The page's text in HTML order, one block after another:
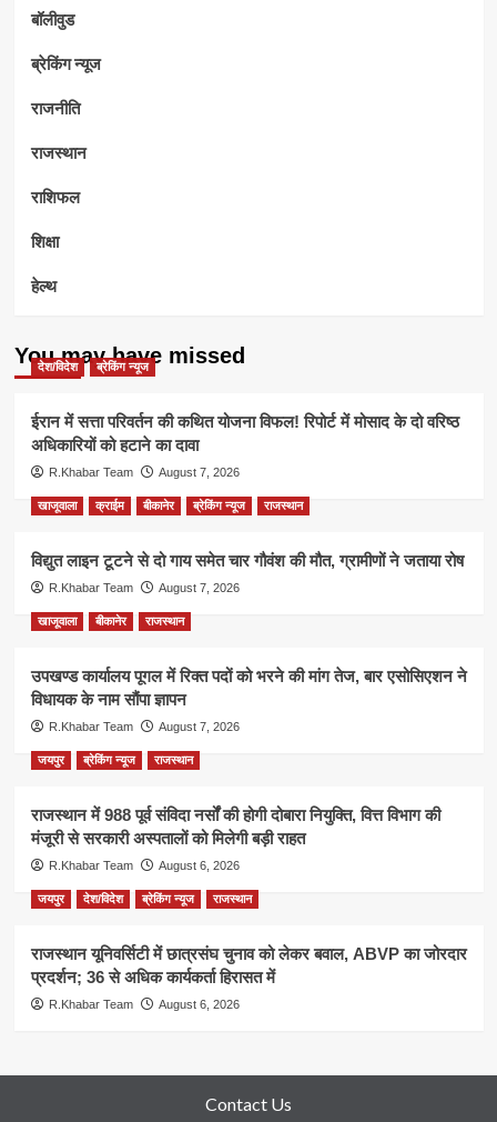
बॉलीवुड
ब्रेकिंग न्यूज
राजनीति
राजस्थान
राशिफल
शिक्षा
हेल्थ
You may have missed
देश/विदेश ब्रेकिंग न्यूज
ईरान में सत्ता परिवर्तन की कथित योजना विफल! रिपोर्ट में मोसाद के दो वरिष्ठ
अधिकारियों को हटाने का दावा
R.Khabar Team August 7, 2026
खाजूवाला क्राईम बीकानेर ब्रेकिंग न्यूज राजस्थान
विद्युत लाइन टूटने से दो गाय समेत चार गौवंश की मौत, ग्रामीणों ने जताया रोष
R.Khabar Team August 7, 2026
खाजूवाला बीकानेर राजस्थान
उपखण्ड कार्यालय पूगल में रिक्त पदों को भरने की मांग तेज, बार एसोसिएशन ने
विधायक के नाम सौंपा ज्ञापन
R.Khabar Team August 7, 2026
जयपुर ब्रेकिंग न्यूज राजस्थान
राजस्थान में 988 पूर्व संविदा नर्सों की होगी दोबारा नियुक्ति, वित्त विभाग की
मंजूरी से सरकारी अस्पतालों को मिलेगी बड़ी राहत
R.Khabar Team August 6, 2026
जयपुर देश/विदेश ब्रेकिंग न्यूज राजस्थान
राजस्थान यूनिवर्सिटी में छात्रसंघ चुनाव को लेकर बवाल, ABVP का जोरदार
प्रदर्शन; 36 से अधिक कार्यकर्ता हिरासत में
R.Khabar Team August 6, 2026
Contact Us